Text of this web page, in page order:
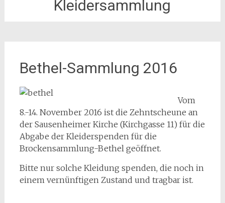
Kleidersammlung
Bethel-Sammlung 2016
Vom
8.-14. November 2016 ist die Zehntscheune an
der Sausenheimer Kirche (Kirchgasse 11) für die
Abgabe der Kleiderspenden für die
Brockensammlung-Bethel geöffnet.
Bitte nur solche Kleidung spenden, die noch in
einem vernünftigen Zustand und tragbar ist.